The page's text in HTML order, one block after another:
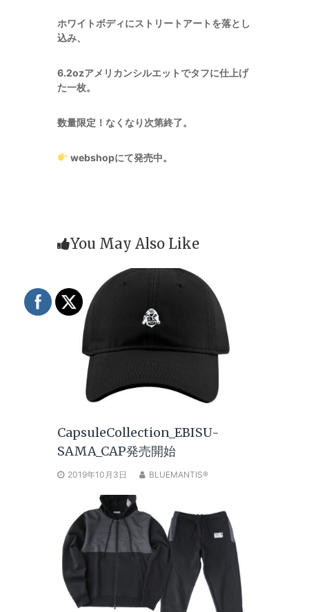
ホワイトボディにストリートアートを落とし
込み、
6.2ozアメリカンシルエットでタフに仕上げ
た一枚。
数量限定！ なくなり次第終了。
webshopにて発売中。
You May Also Like
CapsuleCollection_EBISU-
SAMA_CAP発売開始
2019年10月3日 BLUEMANTIS®